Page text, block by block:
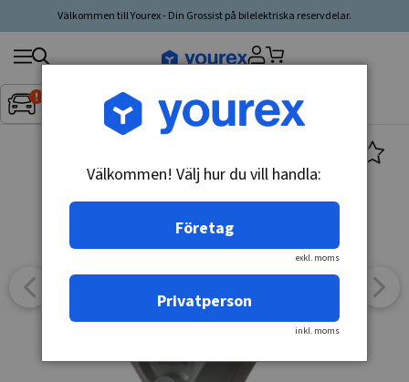
Välkommen till Yourex - Din Grossist på bilelektriska reservdelar.
Inget fordon valt▼
Sök
produkt,
tillverkare,
Välkommen! Välj hur du vill handla:
Företag
exkl. moms
Privatperson
inkl. moms